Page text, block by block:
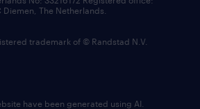
Diemen, The Netherlands.
trademark of © Randstad N.V.
have been generated using AI.